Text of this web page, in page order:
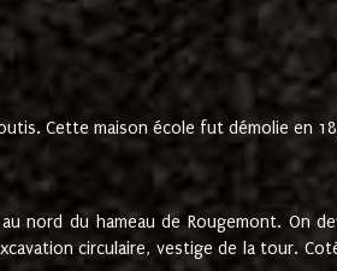
Cette maison école fut démolie en
nord du hameau de Rougemont. On
circulaire, vestige de la tour.